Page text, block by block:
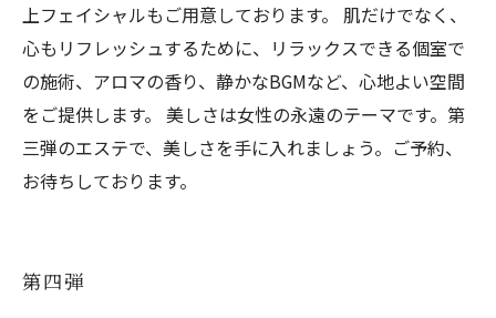
上フェイシャルもご用意しております。 肌だけでなく、
心もリフレッシュするために、リラックスできる個室で
の施術、アロマの香り、静かなBGMなど、心地よい空間
をご提供します。 美しさは女性の永遠のテーマです。第
三弾のエステで、美しさを手に入れましょう。ご予約、
お待ちしております。
第四弾